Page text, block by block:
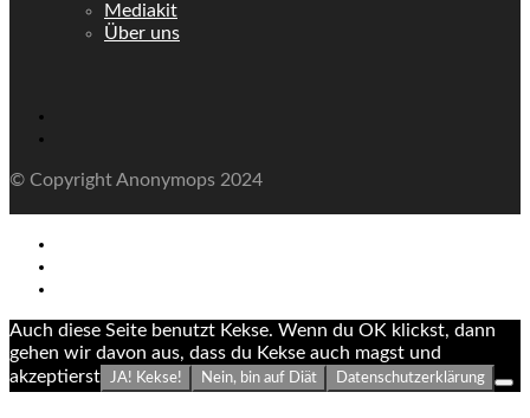
Mediakit
Über uns
© Copyright Anonymops 2024
Auch diese Seite benutzt Kekse. Wenn du OK klickst, dann
gehen wir davon aus, dass du Kekse auch magst und
akzeptierst JA! Kekse! Nein, bin auf Diät Datenschutzerklärung